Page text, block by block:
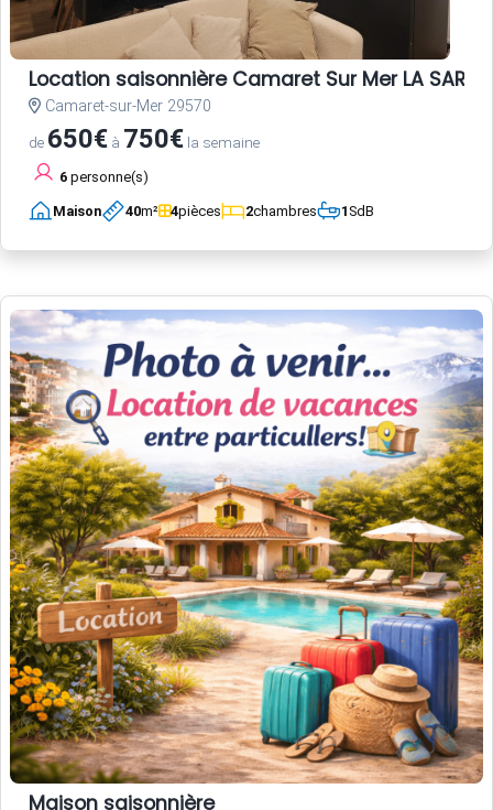
Location saisonnière Camaret Sur Mer LA
Camaret-sur-Mer 29570
de 650€ à 750€ la semaine
6 personne(s)
Maison 40m² 4pièces 2chambres 1SdB
Maison saisonnière